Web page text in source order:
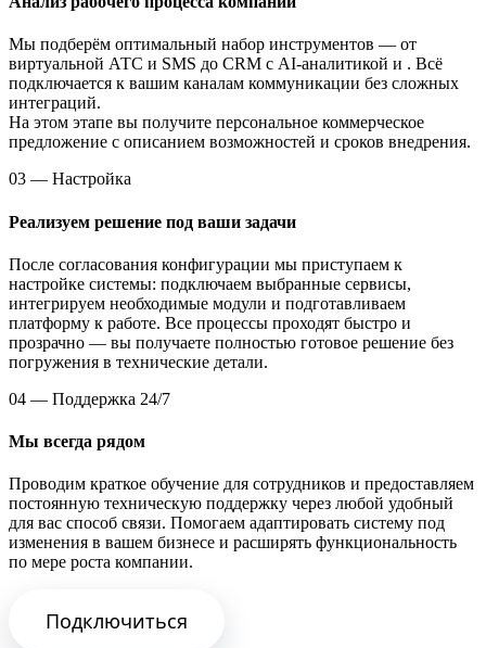
Мы подберём оптимальный набор инструментов — от
виртуальной АТС и SMS до CRM с AI-аналитикой и . Всё
подключается к вашим каналам коммуникации без сложных
интеграций.
На этом этапе вы получите персональное коммерческое
предложение с описанием возможностей и сроков внедрения.
03 — Настройка
Реализуем решение под ваши задачи
После согласования конфигурации мы приступаем к
настройке системы: подключаем выбранные сервисы,
интегрируем необходимые модули и подготавливаем
платформу к работе. Все процессы проходят быстро и
прозрачно — вы получаете полностью готовое решение без
погружения в технические детали.
04 — Поддержка 24/7
Мы всегда рядом
Проводим краткое обучение для сотрудников и предоставляем
постоянную техническую поддержку через любой удобный
для вас способ связи. Помогаем адаптировать систему под
изменения в вашем бизнесе и расширять функциональность
по мере роста компании.
Подключиться